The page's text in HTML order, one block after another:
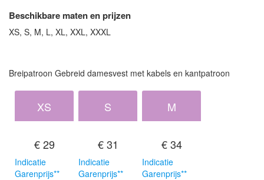
Beschikbare maten en prijzen
XS, S, M, L, XL, XXL, XXXL
Breipatroon Gebreid damesvest met kabels en kantpatroon
XS
€ 29
Indicatie
Garenprijs**
S
€ 31
Indicatie
Garenprijs**
M
€ 34
Indicatie
Garenprijs**